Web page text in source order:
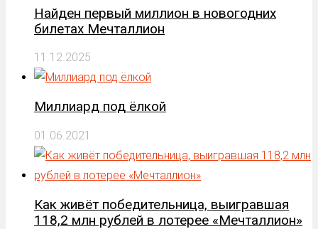
Найден первый миллион в новогодних
билетах Мечталлион
11.12.2025
Миллиард под ёлкой
01.06.2021
Как живёт победительница, выигравшая
118,2 млн рублей в лотерее «Мечталлион»